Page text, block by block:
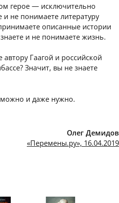
герое — исключительно
и не понимаете литературу
описанные истории
и не понимаете жизнь.
Гаагой и российской
Значит, вы не знаете
можно и даже нужно.
Олег Демидов
«Перемены.ру», 16.04.2019